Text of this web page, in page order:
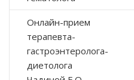
Онлайн-прием
терапевта-
гастроэнтеролога-
диетолога